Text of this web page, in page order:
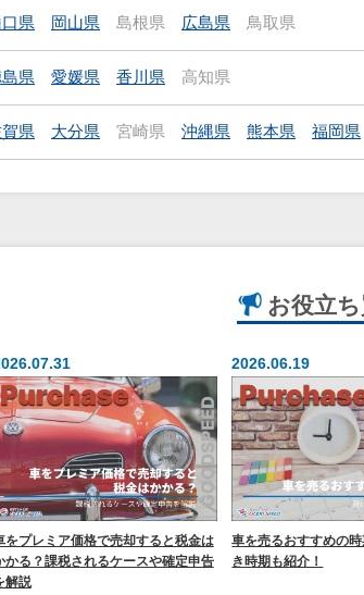
県 岡山県 島根県 広島県 鳥取県
県 愛媛県 香川県 高知県
県 大分県 宮崎県 沖縄県 熊本県 福岡県
お役立ち
をプレミア価格で売却すると税金は
かる？課税されるケースや確定申告
解説
2026.06.19
車を売るおすすめの
き時期も紹介！